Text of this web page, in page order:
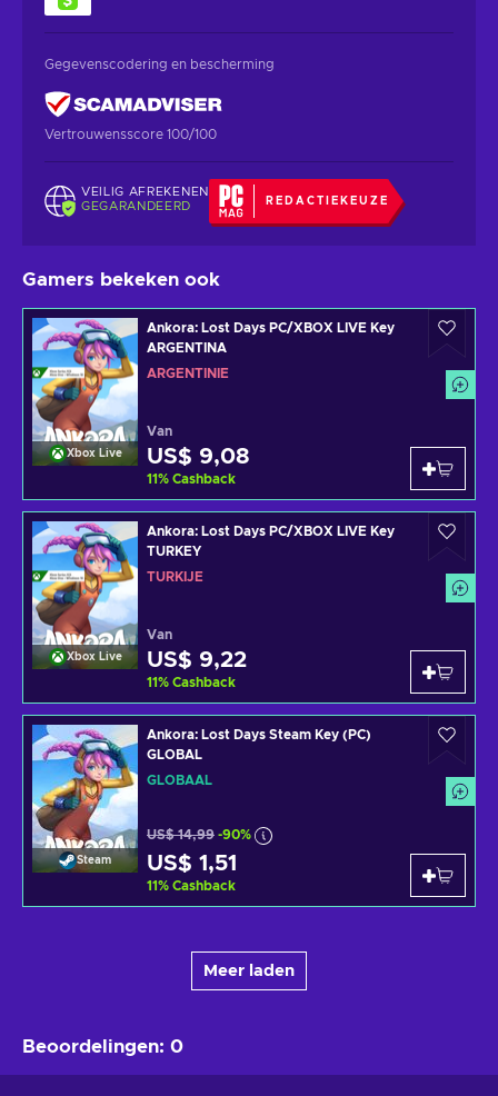
Gegevenscodering en bescherming
Vertrouwensscore 100/100
VEILIG AFREKENEN
GEGARANDEERD
REDACTIEKEUZE
Gamers bekeken ook
Xbox Live
Ankora: Lost Days PC/XBOX LIVE Key
ARGENTINA
ARGENTINIË
Van
US$ 9,08
11% Cashback
Xbox Live
Ankora: Lost Days PC/XBOX LIVE Key
TURKEY
TURKIJE
Van
US$ 9,22
11% Cashback
Steam
Ankora: Lost Days Steam Key (PC)
GLOBAL
GLOBAAL
US$ 14,99 -90%
US$ 1,51
11% Cashback
Meer laden
Beoordelingen: 0